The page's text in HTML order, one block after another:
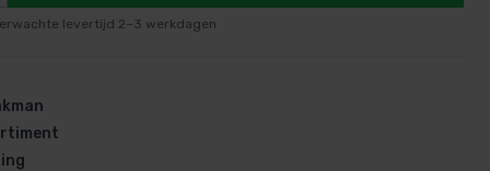
levertijd 2–3 werkdagen